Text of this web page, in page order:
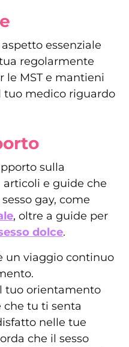
essenziale
regolarmente
le MST e mantieni
tuo medico riguardo
sulla
articoli e guide che
gay, come
, oltre a guide per
dolce.
un viaggio continuo
tuo orientamento
che tu ti senta
nelle tue
che il sesso